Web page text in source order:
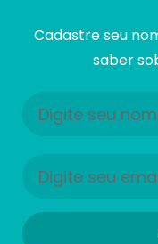
Cadastre seu
saber